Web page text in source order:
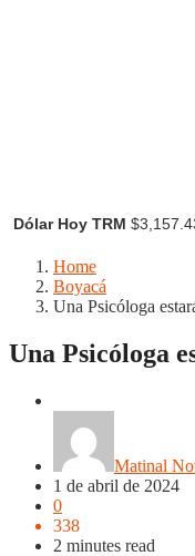
Dólar Hoy TRM
Home
Boyacá
Una Psicóloga
Una Psicóloga
Matinal
1 de abril de 2024
0
338
2 minutes read